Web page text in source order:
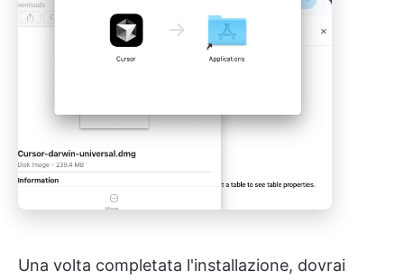
Una volta completata l'installazione, dovrai